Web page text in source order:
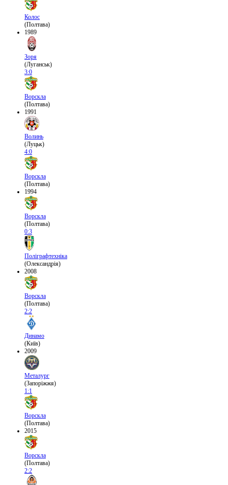
Колос
(Полтава)
1989
Зоря
(Луганськ)
3:0
Ворскла
(Полтава)
1991
Волинь
(Луцьк)
4:0
Ворскла
(Полтава)
1994
Ворскла
(Полтава)
0:3
Поліграфтехніка
(Олександрія)
2008
Ворскла
(Полтава)
2:2
Динамо
(Київ)
2009
Металург
(Запоріжжя)
1:1
Ворскла
(Полтава)
2015
Ворскла
(Полтава)
2:2